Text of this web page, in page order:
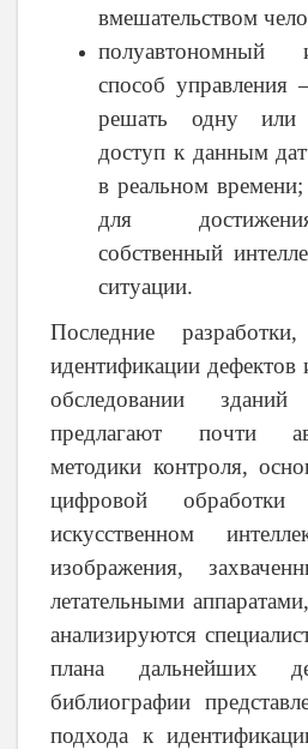
вмешательством
полуавтономный
способ управления
решать одну или
доступ к данным
в реальном
для
собственный
ситуации.
Последние
идентификации
обследовании
предлагают почти
методики контроля,
цифровой
искусственном
изображения,
летательными
анализируются
плана дальнейших
библиографии
подхода к